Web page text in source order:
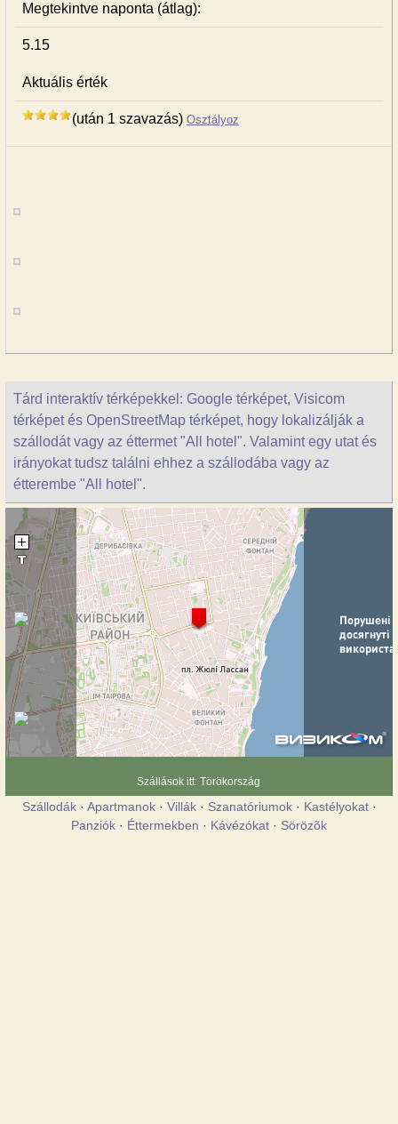
Megtekintve naponta (átlag):
5.15
Aktuális érték
(után 1 szavazás) Osztályoz
Tárd interaktív térképekkel: Google térképet, Visicom
térképet és OpenStreetMap térképet, hogy lokalizálják a
szállodát vagy az éttermet "All hotel". Valamint egy utat és
irányokat tudsz találni ehhez a szállodába vagy az
étterembe "All hotel".
Szállások itt: Törökország
Szállodák· Apartmanok· Villák· Szanatóriumok· Kastélyokat·
Panziók · Éttermekben · Kávézókat · Sörözõk